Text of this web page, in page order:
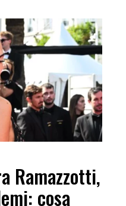
Ramazzotti,
cosa